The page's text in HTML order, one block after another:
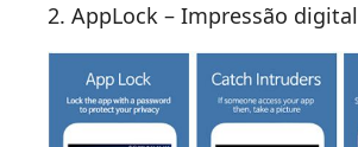
2. AppLock – Impressão digital